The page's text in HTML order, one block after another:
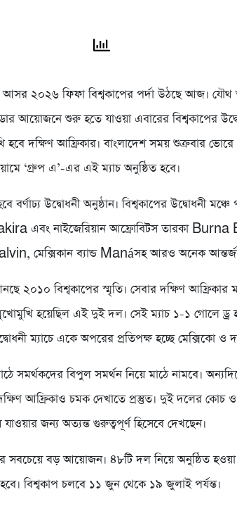
আসর ২০২৬ ফিফা বিশ্বকাপের পর্দা উঠছে আজ।
আয়োজনে শুরু হতে যাওয়া এবারের বিশ্বকাপের
হবে দক্ষিণ আফ্রিকার। বাংলাদেশ সময় শুক্রবার ভোরে
‘গ্রুপ এ’-এর এই ম্যাচ অনুষ্ঠিত হবে।
উদ্বোধনী অনুষ্ঠান। বিশ্বকাপের উদ্বোধনী
এবং নাইজেরিয়ান আফ্রোবিটস তারকা Burna
মেক্সিকান ব্যান্ড Manáসহ আরও অনেক
২০১০ বিশ্বকাপের স্মৃতি। সেবার দক্ষিণ আফ্রিকার
মুখোমুখি হয়েছিল এই দুই দল। সেই ম্যাচ ১-১ গোলে ড্র
ম্যাচে একে অপরের প্রতিপক্ষ হচ্ছে মেক্সিকো ও
সমর্থকদের বিপুল সমর্থন নিয়ে মাঠে নামবে।
আফ্রিকাও চমক দেখাতে প্রস্তুত। দুই দলের কোচ
যাওয়ার জন্য অত্যন্ত গুরুত্বপূর্ণ হিসেবে দেখছেন।
সবচেয়ে বড় আয়োজন। ৪৮টি দল নিয়ে অনুষ্ঠিত হওয়া
বিশ্বকাপ চলবে ১১ জুন থেকে ১৯ জুলাই পর্যন্ত।